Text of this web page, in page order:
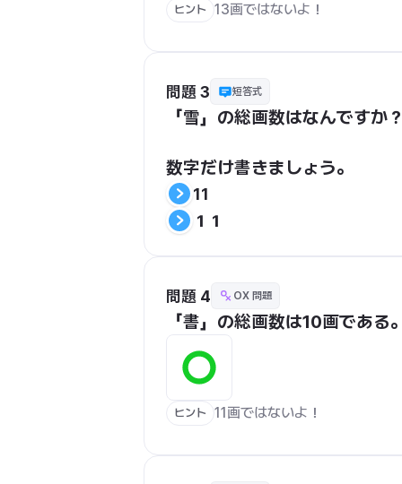
ヒント 13画ではないよ！
問題 3 短答式
「雪」の総画数はなんですか
数字だけ書きましょう。
11
１１
問題 4 OX 問題
「書」の総画数は10画である
ヒント 11画ではないよ！